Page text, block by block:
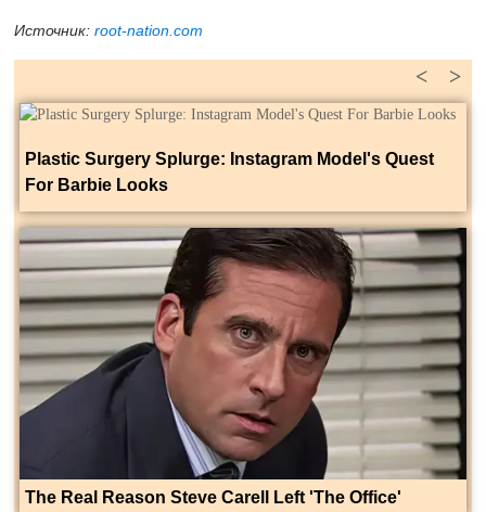
Источник: root-nation.com
>
<
Plastic Surgery Splurge: Instagram Model's Quest
For Barbie Looks
The Real Reason Steve Carell Left 'The Office'